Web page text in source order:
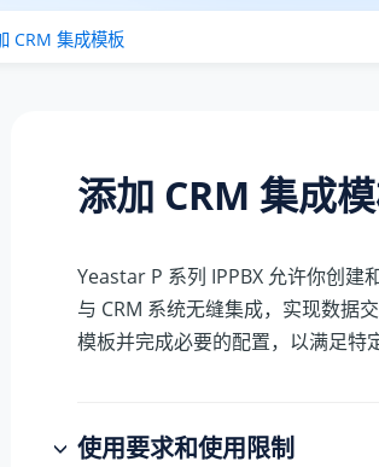
CRM 集成模板
添加 CRM 集成
Yeastar P 系列 IPPBX 允许你创建
与 CRM 系统无缝集成，实现数据
模板并完成必要的配置，以满足特
使用要求和使用限制